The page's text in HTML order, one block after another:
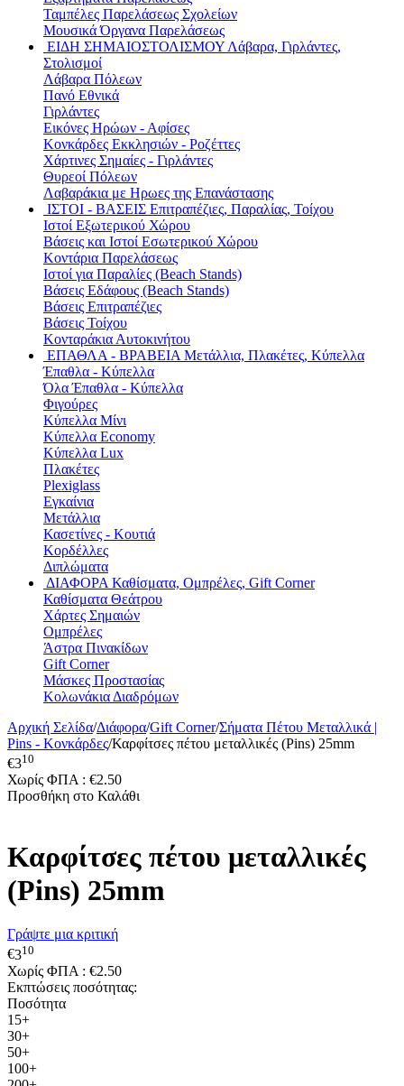
Ταμπέλες Παρελάσεως Σχολείων
Μουσικά Όργανα Παρελάσεως
ΕΙΔΗ ΣΗΜΑΙΟΣΤΟΛΙΣΜΟΥ Λάβαρα, Γιρλάντες,
Στολισμοί
Λάβαρα Πόλεων
Πανό Εθνικά
Γιρλάντες
Εικόνες Ηρώων - Αφίσες
Κονκάρδες Εκκλησιών - Ροζέττες
Χάρτινες Σημαίες - Γιρλάντες
Θυρεοί Πόλεων
Λαβαράκια με Ηρωες της Επανάστασης
ΙΣΤΟΙ - ΒΑΣΕΙΣ Επιτραπέζιες, Παραλίας, Τοίχου
Ιστοί Εξωτερικού Χώρου
Βάσεις και Ιστοί Εσωτερικού Χώρου
Κοντάρια Παρελάσεως
Ιστοί για Παραλίες (Beach Stands)
Βάσεις Εδάφους (Beach Stands)
Βάσεις Επιτραπέζιες
Βάσεις Τοίχου
Κονταράκια Αυτοκινήτου
ΕΠΑΘΛΑ - ΒΡΑΒΕΙΑ Μετάλλια, Πλακέτες, Κύπελλα
Έπαθλα - Κύπελλα
Όλα Έπαθλα - Κύπελλα
Φιγούρες
Κύπελλα Μίνι
Κύπελλα Economy
Κύπελλα Lux
Πλακέτες
Plexiglass
Εγκαίνια
Μετάλλια
Κασετίνες - Κουτιά
Κορδέλλες
Διπλώματα
ΔΙΑΦΟΡΑ Καθίσματα, Ομπρέλες, Gift Corner
Καθίσματα Θεάτρου
Χάρτες Σημαιών
Ομπρέλες
Άστρα Πινακίδων
Gift Corner
Μάσκες Προστασίας
Κολωνάκια Διαδρόμων
Αρχική Σελίδα/Διάφορα/Gift Corner/Σήματα Πέτου Μεταλλικά |
Pins - Κονκάρδες/Καρφίτσες πέτου μεταλλικές (Pins) 25mm
€310
Χωρίς ΦΠΑ : €2.50
Προσθήκη στο Καλάθι
Καρφίτσες πέτου μεταλλικές
(Pins) 25mm
Γράψτε μια κριτική
€310
Χωρίς ΦΠΑ : €2.50
Εκπτώσεις ποσότητας:
Ποσότητα
15+
30+
50+
100+